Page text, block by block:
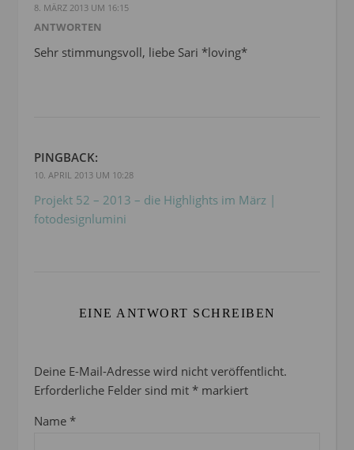
8. MÄRZ 2013 UM 16:15
ANTWORTEN
Sehr stimmungsvoll, liebe Sari *loving*
PINGBACK:
10. APRIL 2013 UM 10:28
Projekt 52 – 2013 – die Highlights im März |
fotodesignlumini
EINE ANTWORT SCHREIBEN
Deine E-Mail-Adresse wird nicht veröffentlicht.
Erforderliche Felder sind mit * markiert
Name *